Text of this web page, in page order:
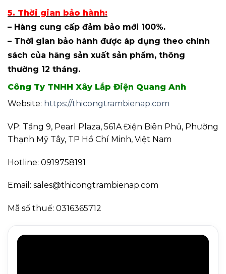
5. Thời gian bảo hành:
– Hàng cung cấp đảm bảo mới 100%.
– Thời gian bảo hành được áp dụng theo chính
sách của hãng sản xuất sản phẩm, thông
thường 12 tháng.
Công Ty TNHH Xây Lắp Điện Quang Anh
Website: https://thicongtrambienap.com
VP: Tầng 9, Pearl Plaza, 561A Điện Biên Phủ, Phường
Thạnh Mỹ Tây, TP Hồ Chí Minh, Việt Nam
Hotline: 0919758191
Email: sales@thicongtrambienap.com
Mã số thuế: 0316365712